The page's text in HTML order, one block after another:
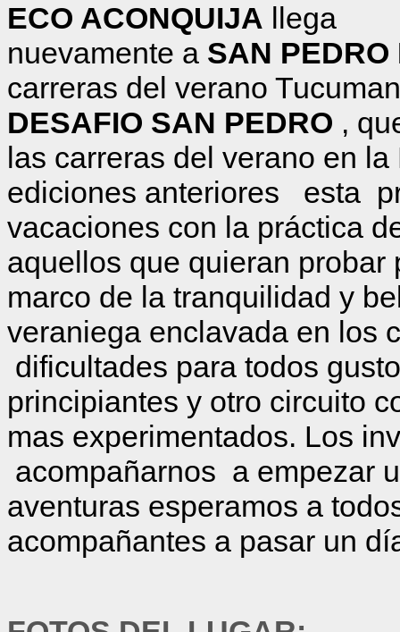
ECO ACONQUIJA llega
nuevamente a SAN
carreras del verano
DESAFIO SAN PEDRO ,
las carreras del verano en
ediciones anteriores esta
vacaciones con la práctica
aquellos que quieran
marco de la tranquilidad y
veraniega enclavada en los
dificultades para todos
principiantes y otro circuito
mas experimentados. Los
acompañarnos a empezar
aventuras esperamos a
acompañantes a pasar un